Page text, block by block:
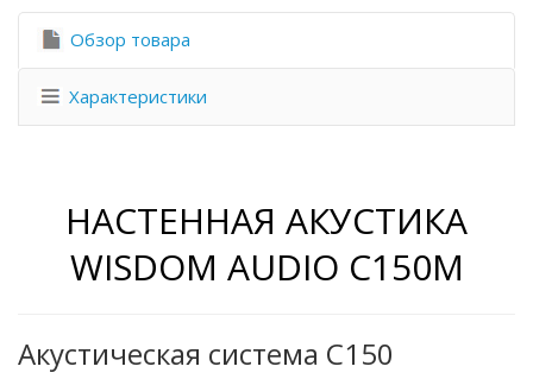
Обзор товара
Характеристики
НАСТЕННАЯ АКУСТИКА
WISDOM AUDIO C150M
Акустическая система C150